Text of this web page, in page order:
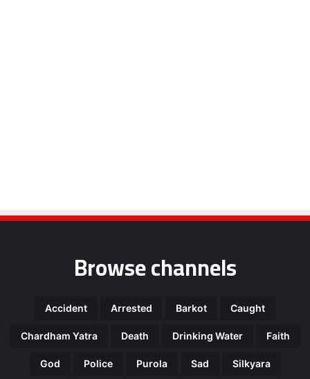
Browse channels
Accident Arrested Barkot Caught
Chardham Yatra Death Drinking Water Faith
God Police Purola Sad Silkyara